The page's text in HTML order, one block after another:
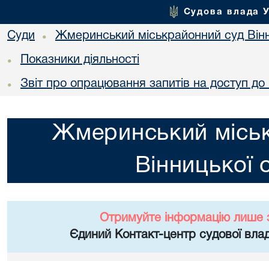
Судова влада
Суди • Жмеринський міськрайонний суд
• Показники діяльності
• Звіт про опрацювання запитів на доступ до
Жмеринський
Вінницької
Отримуйте інформацію лише
Єдиний Контакт-центр судової